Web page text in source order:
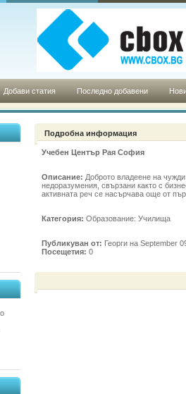
Добави статия Последно добавени
Подробна информация
Учебен Център Рая София
Описание: Доброто владеене на
недоразумения, свързани както с
активната реч се насърчава още от
Категория: Образование: Училища
Публикуван от: Георги на September
Посещетия: 0